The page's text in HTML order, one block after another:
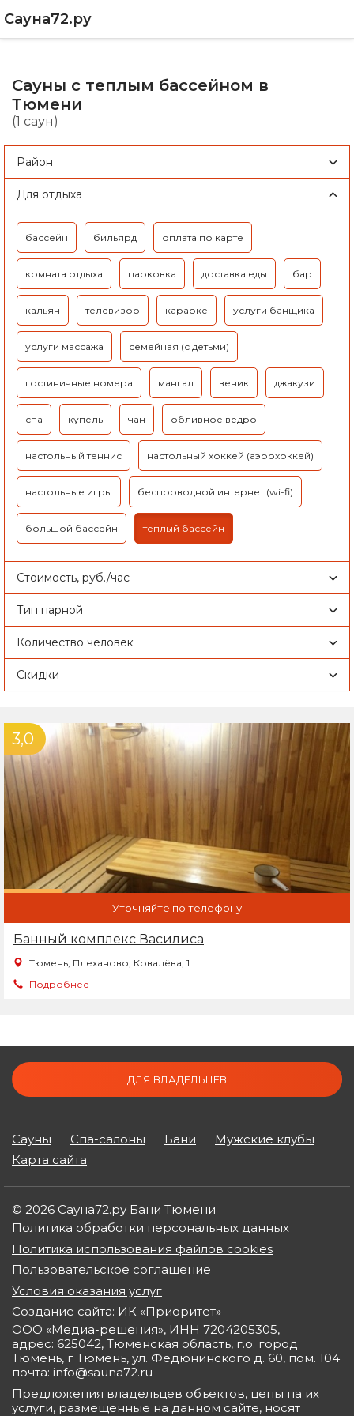
Сауна72.ру
Сауны с теплым бассейном в
Тюмени
(1 саун)
Район
Для отдыха
бассейн бильярд оплата по карте
комната отдыха парковка доставка еды бар
кальян телевизор караоке услуги банщика
услуги массажа семейная (с детьми)
гостиничные номера мангал веник джакузи
спа купель чан обливное ведро
настольный теннис настольный хоккей (аэрохоккей)
настольные игры беспроводной интернет (wi-fi)
большой бассейн теплый бассейн
Стоимость, руб./час
Тип парной
Количество человек
Скидки
3,0
Уточняйте по телефону
Банный комплекс Василиса
Тюмень, Плеханово, Ковалёва, 1
Подробнее
ДЛЯ ВЛАДЕЛЬЦЕВ
Сауны Спа-салоны Бани
Мужские клубы
Карта сайта
© 2026 Сауна72.ру Бани Тюмени
Политика обработки персональных данных
Политика использования файлов cookies
Пользовательское соглашение
Условия оказания услуг
Создание сайта: ИК «Приоритет»
ООО «Медиа-решения», ИНН 7204205305,
адрес: 625042, Тюменская область, г.о. город
Тюмень, г Тюмень, ул. Федюнинского д. 60, пом. 104
почта: info@sauna72.ru
Предложения владельцев объектов, цены на их
услуги, размещенные на данном сайте, носят